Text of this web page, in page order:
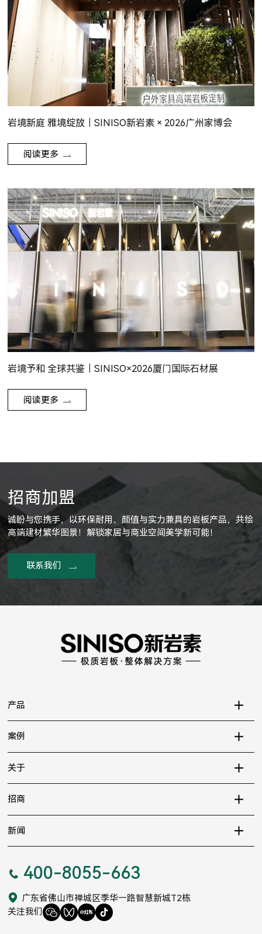
岩境新庭 雅境绽放｜SINISO新岩素 × 2026广州家博会
阅读更多
岩境予和 全球共鉴｜SINISO×2026厦门国际石材展
阅读更多
招商加盟
诚盼与您携手，以环保耐用、颜值与实力兼具的岩板产品，共绘
高端建材繁华图景！解锁家居与商业空间美学新可能！
联系我们
产品
案例
关于
招商
新闻
400-8055-663
广东省佛山市禅城区季华一路智慧新城T2栋
关注我们